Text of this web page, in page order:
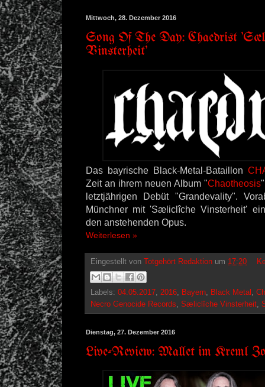
Mittwoch, 28. Dezember 2016
Song Of The Day: Chaedrist
Vinsterheit'
Das bayrische Black-Metal-Bataillon
Zeit an ihrem neuen Album "Chaotheosis
letztjährigen Debüt "Grandevality".
Münchner mit 'Sæliclîche Vinsterheit'
den anstehenden Opus.
Weiterlesen »
Eingestellt von Totgehört Redaktion um 17:20
Labels: 04.05.2017, 2016, Bayern, Black Metal ,
Necro Genocide Records, Sæliclîche Vinsterheit,
Dienstag, 27. Dezember 2016
Live-Review: Mallet im Kreml